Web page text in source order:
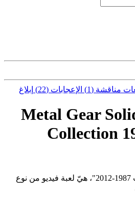
مناقشة (1) الإعجابات (22) إبلاغ
Metal Gear
Collection
"سِلسِلة معدِن العتاد الصُّلب 1987-2012"، هيّ لعبة فيديو من نوع